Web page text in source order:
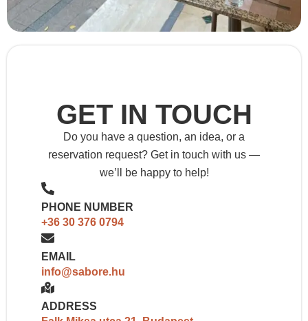
GET IN TOUCH
Do you have a question, an idea, or a
reservation request? Get in touch with us —
we’ll be happy to help!
PHONE NUMBER
+36 30 376 0794
EMAIL
info@sabore.hu
ADDRESS